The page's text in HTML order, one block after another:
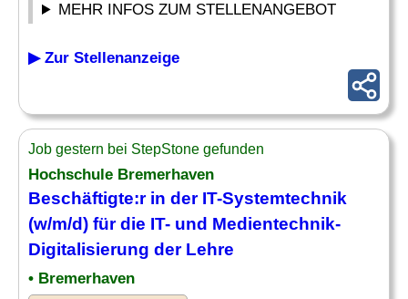
MEHR INFOS ZUM STELLENANGEBOT
▶ Zur Stellenanzeige
Job gestern bei StepStone gefunden
Hochschule Bremerhaven
Beschäftigte:r in der IT-Systemtechnik
(w/m/d) für die IT- und Medientechnik-
Digitalisierung der Lehre
• Bremerhaven